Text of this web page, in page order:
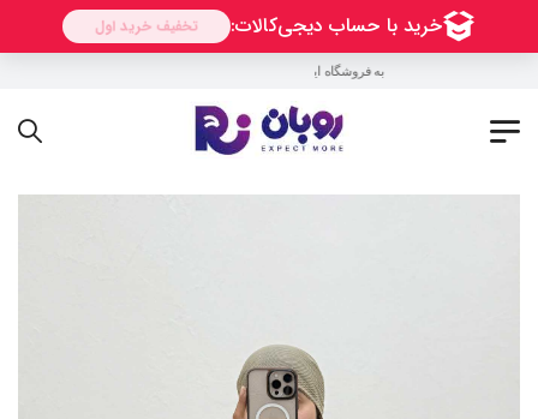
به فروشگاه اینترنتی روبان خوش آمدید !